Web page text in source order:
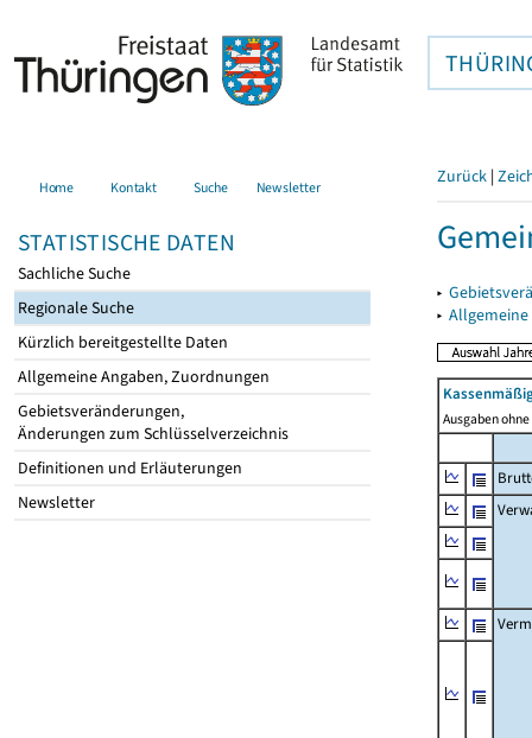
Home Kontakt Suche Newsletter
STATISTISCHE DATEN
Sachliche Suche
Regionale Suche
Kürzlich bereitgestellte Daten
Allgemeine Angaben, Zuordnungen
Gebietsveränderungen,
Änderungen zum Schlüsselverzeichnis
Definitionen und Erläuterungen
Newsletter
Zurück |
▸
▸
Ausgaben